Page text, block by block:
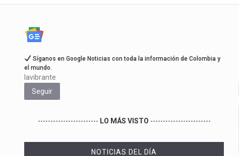
Síganos en Google Noticias con toda la información de Colombia y
el mundo.
lavibrante
Seguir
------------------------ LO MÁS VISTO ------------------------
NOTICIAS DEL DÍA